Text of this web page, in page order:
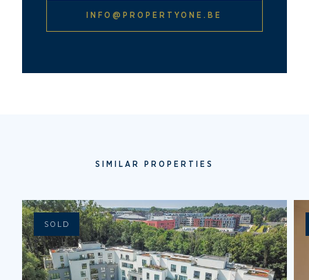
INFO@PROPERTYONE.BE
SIMILAR PROPERTIES
SOLD